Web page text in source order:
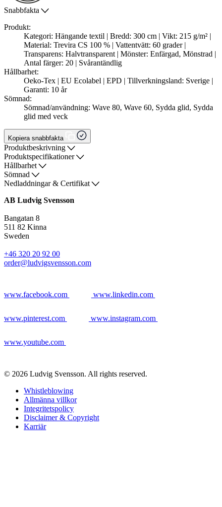
Snabbfakta
Produkt:
Kategori: Hängande textil | Bredd: 300 cm | Vikt: 215 g/m² |
Material: Trevira CS 100 % | Vattentvätt: 60 grader |
Transparens: Halvtransparent | Mönster: Enfärgad, Mönstrad |
Antal färger: 20 | Svårantändlig
Hållbarhet:
Oeko-Tex | EU Ecolabel | EPD | Tillverkningsland: Sverige |
Garanti: 10 år
Sömnad:
Sömnad/användning: Wave 80, Wave 60, Sydda glid, Sydda
glid med veck
Kopiera snabbfakta
Produktbeskrivning
Produktspecifikationer
Hållbarhet
Sömnad
Nedladdningar & Certifikat
AB Ludvig Svensson
Bangatan 8
511 82 Kinna
Sweden
+46 320 20 92 00
order@ludvigsvensson.com
www.facebook.com www.linkedin.com
www.pinterest.com www.instagram.com
www.youtube.com
© 2026 Ludvig Svensson. All rights reserved.
Whistleblowing
Allmänna villkor
Integritetspolicy
Disclaimer & Copyright
Karriär